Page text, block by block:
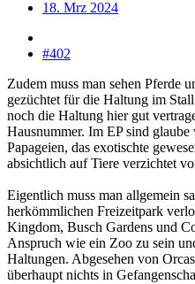
18. Mrz 2024
#402
Zudem muss man sehen Pferde
gezüchtet für die Haltung im
noch die Haltung hier gut
Hausnummer. Im EP sind
Papageien, das exotischte
absichtlich auf Tiere verzichtet
Eigentlich muss man allgemein
herkömmlichen Freizeitpark
Kingdom, Busch Gardens und
Anspruch wie ein Zoo zu sein
Haltungen. Abgesehen von
überhaupt nichts in